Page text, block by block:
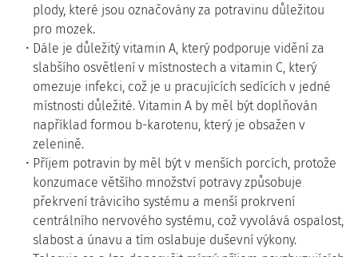
plody, které jsou označovány za potravinu důležitou
pro mozek.
Dále je důležitý vitamin A, který podporuje vidění za
slabšího osvětlení v místnostech a vitamin C, který
omezuje infekci, což je u pracujících sedících v jedné
místnosti důležité. Vitamin A by měl být doplňován
například formou b-karotenu, který je obsažen v
zelenině.
Příjem potravin by měl být v menších porcích, protože
konzumace většího množství potravy způsobuje
překrvení trávicího systému a menší prokrvení
centrálního nervového systému, což vyvolává ospalost,
slabost a únavu a tím oslabuje duševní výkony.